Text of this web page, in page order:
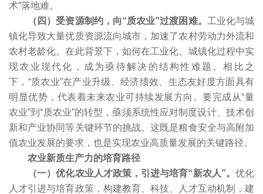
术”落地难。
（四）受资源制约，向“质农业”过渡困难。 工业化与城
镇化导致大量优质资源流向城市，加速了农村劳动力外流和
农村老龄化。在此背景下，如何在工业化、城镇化过程中实
现农业现代化，成为亟待解决的结构性难题。相比之
下，“质农业”在产业升级、经济绩效、生态友好度方面具有
明显优势，代表着未来农业可持续发展方向。要完成从“量
农业”到“质农业”的转型，亟须系统性应对制度设计、技术创
新和产业协同等关键环节的挑战。这既是粮食安全与高附加
值农业发展的要求，也是实现农业高质量发展的关键路径。
农业新质生产力的培育路径
（一）优化农业人才政策，引进与培育“新农人”。 优化
人才引进与培育政策，构建教育、科技、人才互动机制，建